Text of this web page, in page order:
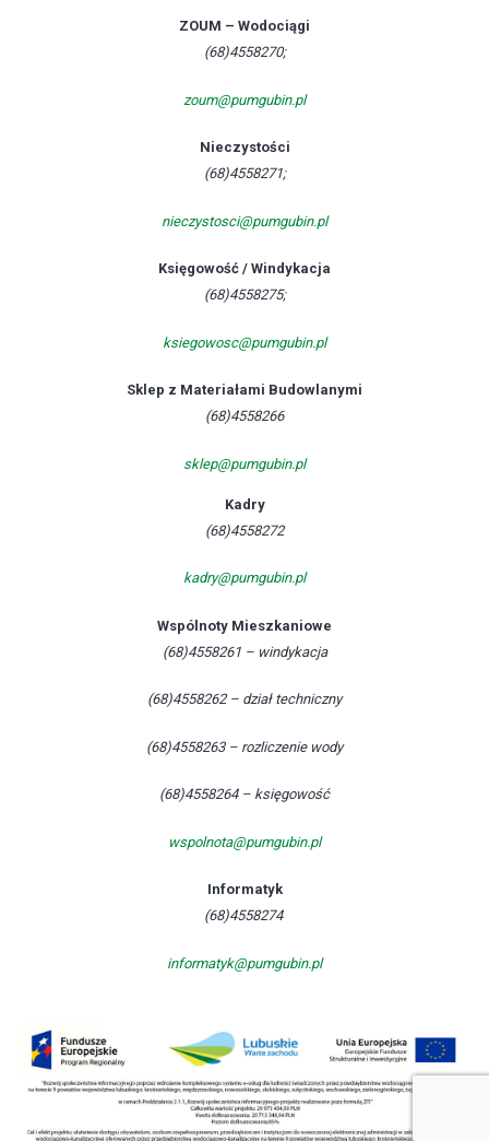
ZOUM – Wodociągi
(68)4558270;
zoum@pumgubin.pl
Nieczystości
(68)4558271;
nieczystosci@pumgubin.pl
Księgowość / Windykacja
(68)4558275;
ksiegowosc@pumgubin.pl
Sklep z Materiałami Budowlanymi
(68)4558266
sklep@pumgubin.pl
Kadry
(68)4558272
kadry@pumgubin.pl
Wspólnoty Mieszkaniowe
(68)4558261 – windykacja
(68)4558262 – dział techniczny
(68)4558263 – rozliczenie wody
(68)4558264 – księgowość
wspolnota@pumgubin.pl
Informatyk
(68)4558274
informatyk@pumgubin.pl